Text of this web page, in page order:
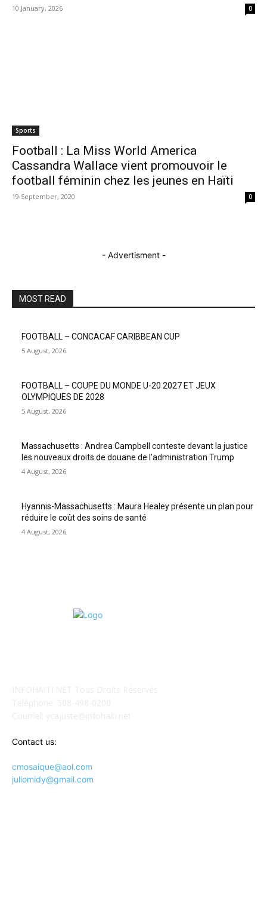
10 January, 2026 0
Sports
Football : La Miss World America
Cassandra Wallace vient promouvoir le
football féminin chez les jeunes en Haïti
19 September, 2020 0
- Advertisment -
MOST READ
FOOTBALL – CONCACAF CARIBBEAN CUP
5 August, 2026
FOOTBALL – COUPE DU MONDE U-20 2027 ET JEUX
OLYMPIQUES DE 2028
5 August, 2026
Massachusetts : Andrea Campbell conteste devant la justice
les nouveaux droits de douane de l’administration Trump
4 August, 2026
Hyannis-Massachusetts : Maura Healey présente un plan pour
réduire le coût des soins de santé
4 August, 2026
Contact us:
cmosaique@aol.com
juliomidy@gmail.com